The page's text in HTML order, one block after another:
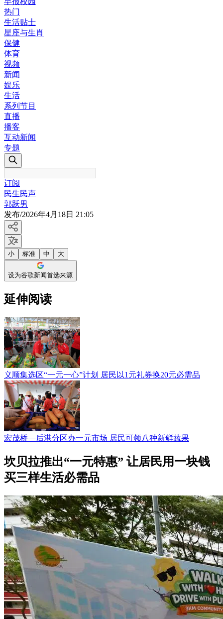
热门
生活贴士
星座与生肖
保健
体育
视频
新闻
娱乐
生活
系列节目
直播
播客
互动新闻
专题
订阅
民生民声
郭跃男
发布/2026年4月18日 21:05
小 标准 中 大
设为谷歌新闻首选来源
延伸阅读
义顺集选区“一元一心”计划 居民以1元礼券换20元必需品
宏茂桥—后港分区办一元市场 居民可领八种新鲜蔬果
坎贝拉推出“一元特惠” 让居民用一块钱
买三样生活必需品